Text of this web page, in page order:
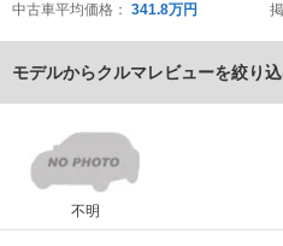
中古車平均価格： 341.8万円
モデルからクルマレビューを絞り
不明